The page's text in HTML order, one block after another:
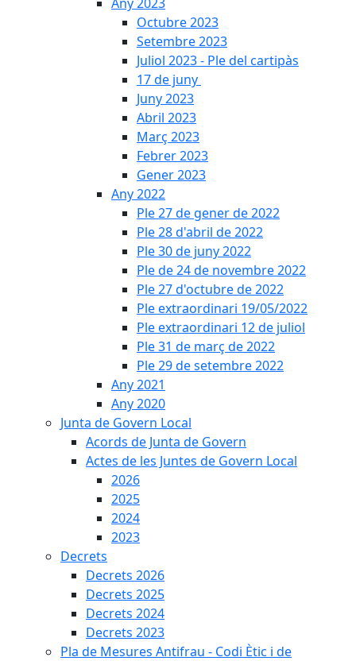
Octubre 2023
Setembre 2023
Juliol 2023 - Ple del cartipàs
17 de juny
Juny 2023
Abril 2023
Març 2023
Febrer 2023
Gener 2023
Any 2022
Ple 27 de gener de 2022
Ple 28 d'abril de 2022
Ple 30 de juny 2022
Ple de 24 de novembre 2022
Ple 27 d'octubre de 2022
Ple extraordinari 19/05/2022
Ple extraordinari 12 de juliol
Ple 31 de març de 2022
Ple 29 de setembre 2022
Any 2021
Any 2020
Junta de Govern Local
Acords de Junta de Govern
Actes de les Juntes de Govern Local
2026
2025
2024
2023
Decrets
Decrets 2026
Decrets 2025
Decrets 2024
Decrets 2023
Pla de Mesures Antifrau - Codi Ètic i de